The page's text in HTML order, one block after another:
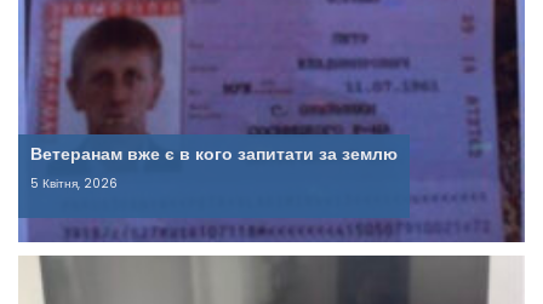
Ветеранам вже є в кого запитати за землю
5 Квітня, 2026